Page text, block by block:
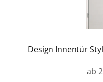
Design Innentür
ab